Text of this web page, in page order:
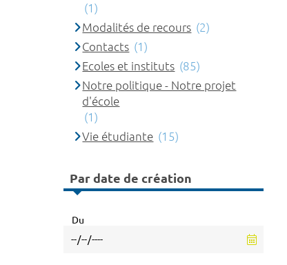
(1)
Modalités de recours (2)
Contacts (1)
Ecoles et instituts (85)
Notre politique - Notre projet
d'école
(1)
Vie étudiante (15)
Par date de création
Du